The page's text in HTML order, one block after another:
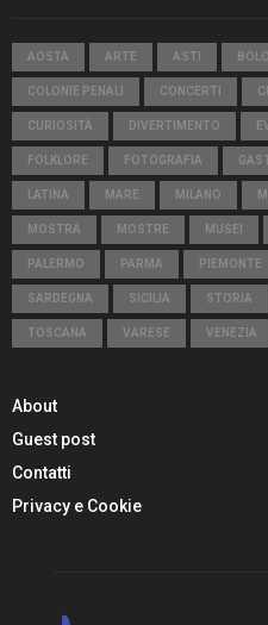
AOSTA ARTE ASTI
COLONIE PENALI CONCERTI
CURIOSITÀ DIVERTIMENTO
FOLKLORE FOTOGRAFIA
LATINA MARE MILANO
MOSTRA MOSTRE MUSEI
PALERMO PARMA PIEMONTE
SARDEGNA SICILIA STORIA
TOSCANA VARESE VENEZIA
About
Guest post
Contatti
Privacy e Cookie